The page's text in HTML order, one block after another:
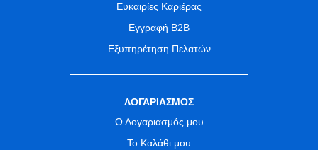
Ευκαιρίες Καριέρας
Εγγραφή B2B
Εξυπηρέτηση Πελατών
ΛΟΓΑΡΙΑΣΜΟΣ
Ο Λογαριασμός μου
Το Καλάθι μου